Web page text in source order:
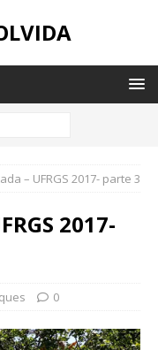
– UFRGS 2017- parte 3
2017-
0